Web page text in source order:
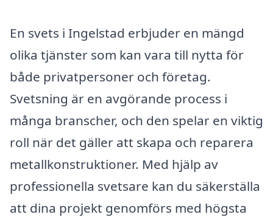
En svets i Ingelstad erbjuder en mängd
olika tjänster som kan vara till nytta för
både privatpersoner och företag.
Svetsning är en avgörande process i
många branscher, och den spelar en viktig
roll när det gäller att skapa och reparera
metallkonstruktioner. Med hjälp av
professionella svetsare kan du säkerställa
att dina projekt genomförs med högsta